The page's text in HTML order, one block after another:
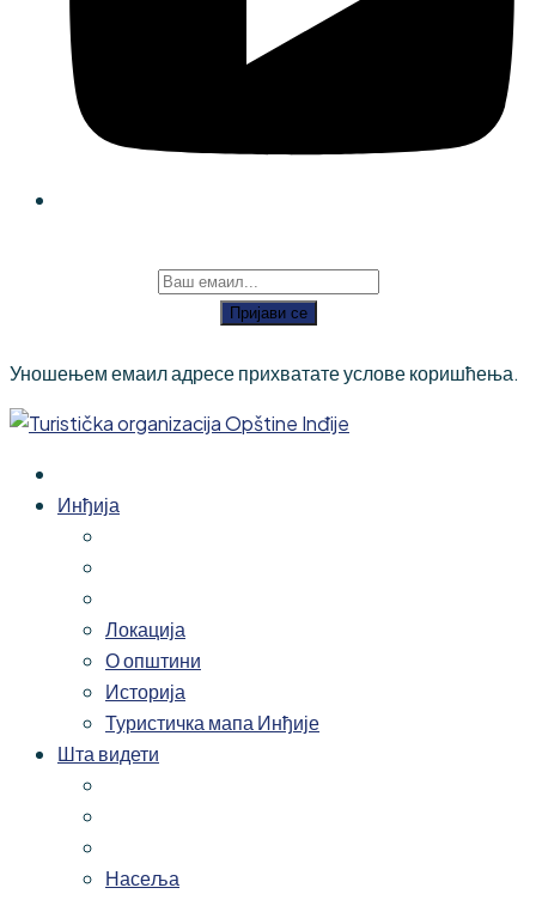
Пријави се
Уношењем емаил адресе прихватате услове коришћења.
Инђија
Локација
О општини
Историја
Туристичка мапа Инђије
Шта видети
Насеља